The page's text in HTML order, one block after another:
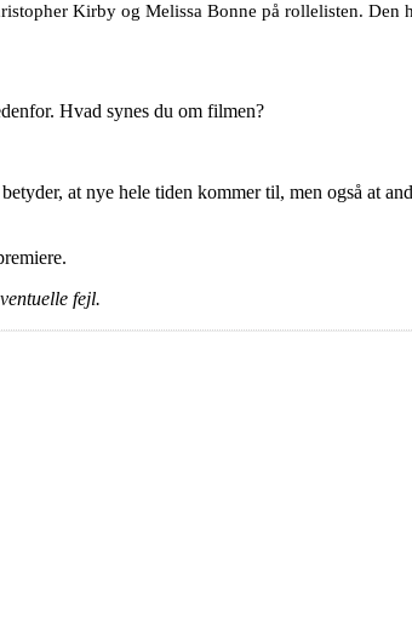
Kirby og Melissa Bonne på rollelisten. Den
Hvad synes du om filmen?
at nye hele tiden kommer til, men også at
fejl.